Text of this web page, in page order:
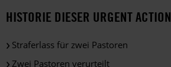
HISTORIE DIESER URGENT ACTION
Straferlass für zwei Pastoren
Zwei Pastoren verurteilt